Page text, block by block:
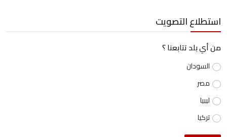
استطلاع التصويت
من أي بلد تتابعنا ؟
السودان
مصر
ليبيا
تركيا